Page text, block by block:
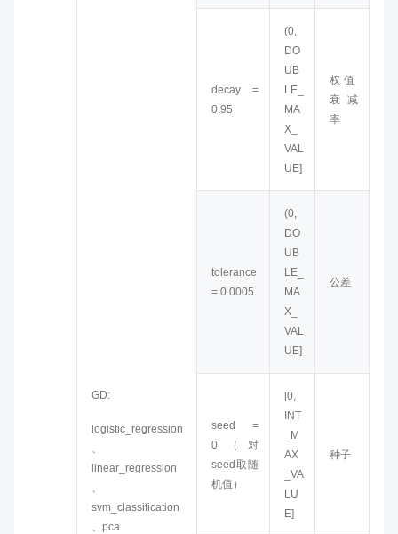
GD:
logistic_regression
、
linear_regression
、
svm_classification
、pca
decay =
0.95
(0,
DO
UB
LE_
MA
X_
VAL
UE]
权值
衰减
率
tolerance
= 0.0005
(0,
DO
UB
LE_
MA
X_
VAL
UE]
公差
seed =
0（对
seed取随
机值）
[0,
INT
_M
AX
_VA
LU
E]
种子